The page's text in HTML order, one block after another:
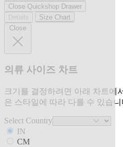
Close Quickshop Drawer
Size Chart
Close
의류 사이즈 차트
크기를 결정하려면 아래 차트에
은 스타일에 따라 다를 수 있습니
Select Country
IN
CM